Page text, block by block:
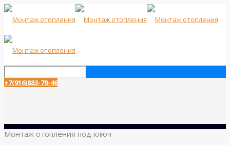
+7(916)883-79-46
Монтаж отопления под ключ